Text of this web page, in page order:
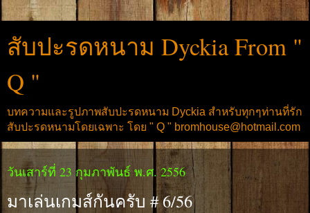
สับปะรดหนาม Dyckia From "
Q "
บทความและรูปภาพสับปะรดหนาม Dyckia สำหรับทุกๆท่านที่รัก
สับปะรดหนามโดยเฉพาะ โดย " Q " bromhouse@hotmail.com
วันเสาร์ที่ 23 กุมภาพันธ์ พ.ศ. 2556
มาเล่นเกมส์กันครับ # 6/56